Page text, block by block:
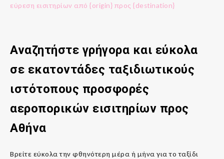
εύρεση εισιτηρίων από {origin} προς {destination}
Αναζητήστε γρήγορα και εύκολα
σε εκατοντάδες ταξιδιωτικούς
ιστότοπους προσφορές
αεροπορικών εισιτηρίων προς
Αθήνα
Βρείτε εύκολα την φθηνότερη μέρα ή μήνα για το ταξίδι